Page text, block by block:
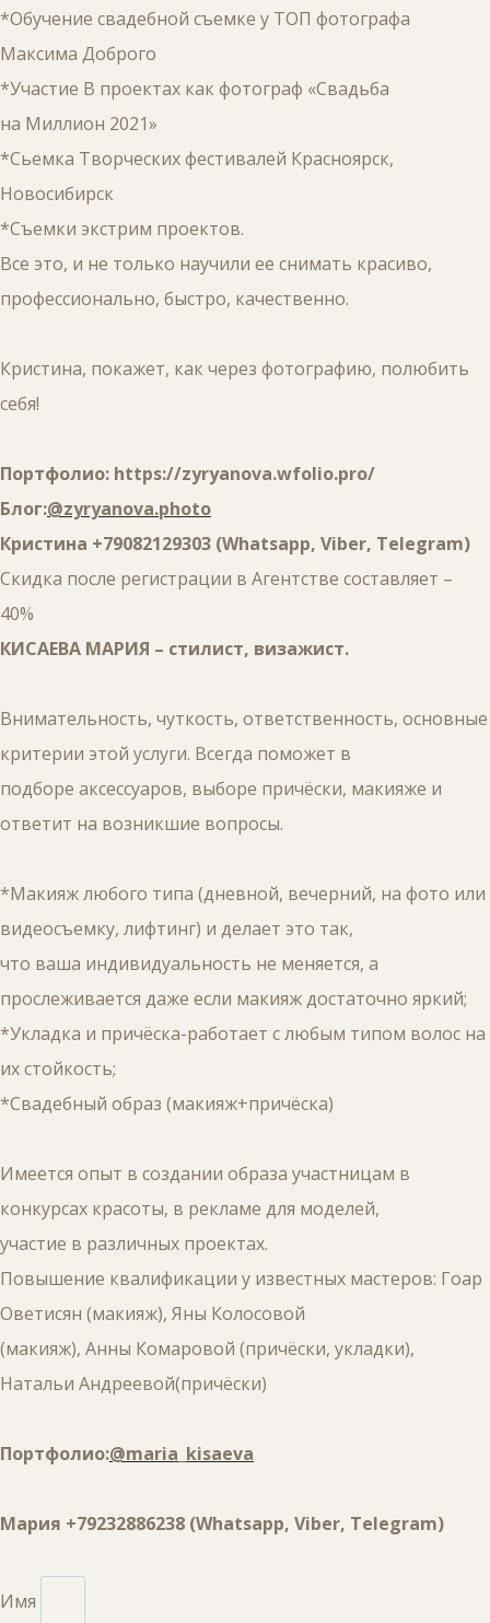
*Обучение свадебной съемке у ТОП фотографа
Максима Доброго
*Участие В проектах как фотограф «Свадьба
на Миллион 2021»
*Сьемка Творческих фестивалей Красноярск,
Новосибирск
*Съемки экстрим проектов.
Все это, и не только научили ее снимать красиво,
профессионально, быстро, качественно.
Кристина, покажет, как через фотографию, полюбить
себя!
Портфолио: https://zyryanova.wfolio.pro/
Блог:@zyryanova.photo
Кристина +79082129303 (Whatsapp, Viber, Telegram)
Скидка после регистрации в Агентстве составляет –
40%
КИСАЕВА МАРИЯ – стилист, визажист.
Внимательность, чуткость, ответственность, основные
критерии этой услуги. Всегда поможет в
подборе аксессуаров, выборе причёски, макияже и
ответит на возникшие вопросы.
*Макияж любого типа (дневной, вечерний, на фото или
видеосъемку, лифтинг) и делает это так,
что ваша индивидуальность не меняется, а
прослеживается даже если макияж достаточно яркий;
*Укладка и причёска-работает с любым типом волос на
их стойкость;
*Свадебный образ (макияж+причёска)
Имеется опыт в создании образа участницам в
конкурсах красоты, в рекламе для моделей,
участие в различных проектах.
Повышение квалификации у известных мастеров: Гоар
Оветисян (макияж), Яны Колосовой
(макияж), Анны Комаровой (причёски, укладки),
Натальи Андреевой(причёски)
Портфолио:@maria_kisaeva
Мария +79232886238 (Whatsapp, Viber, Telegram)
Имя